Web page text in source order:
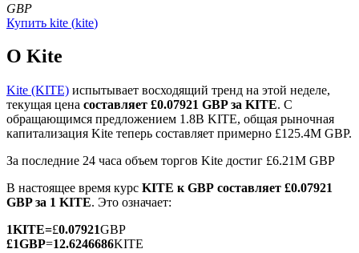
Фьючерсы на COIN-M
TradFi
Деривативы на акции, форекс, драгоценные металлы и
GBP
Купить kite (kite)
О Kite
Kite (KITE) испытывает восходящий тренд на этой неделе,
текущая цена составляет £0.07921 GBP за KITE. С
обращающимся предложением 1.8B KITE, общая рыночная
капитализация Kite теперь составляет примерно £125.4M GBP.
За последние 24 часа объем торгов Kite достиг £6.21M GBP
В настоящее время курс KITE к GBP составляет £0.07921
GBP за 1 KITE. Это означает:
1KITE=£0.07921GBP
£1GBP=12.6246686KITE